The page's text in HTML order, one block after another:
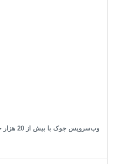
وب‌سرویس جوک با بیش از 20 هزار جوک